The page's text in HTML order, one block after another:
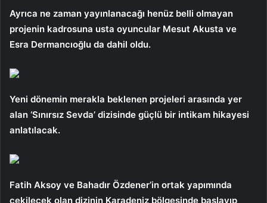
Ayrıca ne zaman yayınlanacağı henüz belli olmayan
projenin kadrosuna usta oyuncular Mesut Akusta ve
Esra Dermancıoğlu da dahil oldu.
Yeni dönemin merakla beklenen projeleri arasında yer
alan ‘Sınırsız Sevda’ dizisinde güçlü bir intikam hikayesi
anlatılacak.
Fatih Aksoy ve Bahadır Özdener’in ortak yapımında
çekilecek olan dizinin Karadeniz bölgesinde başlayıp